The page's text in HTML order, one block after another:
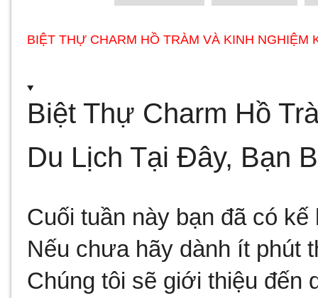
BIỆT THỰ CHARM HỒ TRÀM VÀ KINH NGHIỆM
Biệt Thự Charm Hồ
Du Lịch Tại Đây, Bạn
Cuối tuần này bạn đã có
Nếu chưa hãy dành ít phút
Chúng tôi sẽ giới thiệu đến